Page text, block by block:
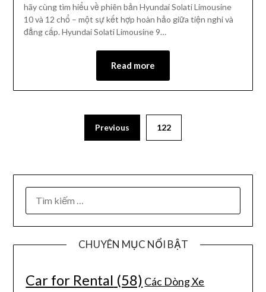
hãy cùng tìm hiểu về phiên bản Hyundai Solati Limousine
10 và 12 chổ – một sự kết hợp hoàn hảo giữa tiện nghi và
đẳng cấp. Hyundai Solati Limousine 9…
Read more
Previous 122
CHUYÊN MỤC NỔI BẬT
Car for Rental (58) Các Dòng Xe